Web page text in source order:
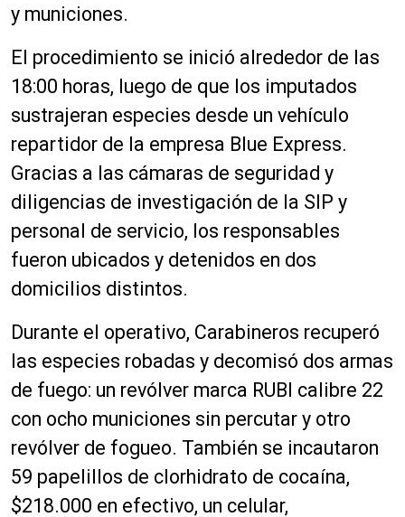
y municiones.
El procedimiento se inició alrededor de las
18:00 horas, luego de que los imputados
sustrajeran especies desde un vehículo
repartidor de la empresa Blue Express.
Gracias a las cámaras de seguridad y
diligencias de investigación de la SIP y
personal de servicio, los responsables
fueron ubicados y detenidos en dos
domicilios distintos.
Durante el operativo, Carabineros recuperó
las especies robadas y decomisó dos armas
de fuego: un revólver marca RUBI calibre 22
con ocho municiones sin percutar y otro
revólver de fogueo. También se incautaron
59 papelillos de clorhidrato de cocaína,
$218.000 en efectivo, un celular,